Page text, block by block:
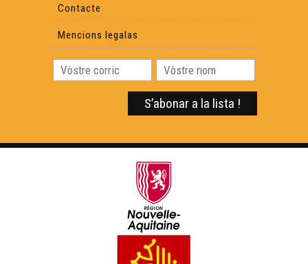
Contacte
Mencions legalas